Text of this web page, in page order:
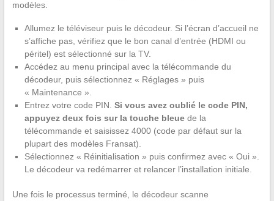
modèles.
Allumez le téléviseur puis le décodeur. Si l’écran d’accueil ne
s’affiche pas, vérifiez que le bon canal d’entrée (HDMI ou
péritel) est sélectionné sur la TV.
Accédez au menu principal avec la télécommande du
décodeur, puis sélectionnez « Réglages » puis
« Maintenance ».
Entrez votre code PIN. Si vous avez oublié le code PIN,
appuyez deux fois sur la touche bleuede la
télécommande et saisissez 4000 (code par défaut sur la
plupart des modèles Fransat).
Sélectionnez « Réinitialisation » puis confirmez avec « Oui ».
Le décodeur va redémarrer et relancer l’installation initiale.
Une fois le processus terminé, le décodeur scanne